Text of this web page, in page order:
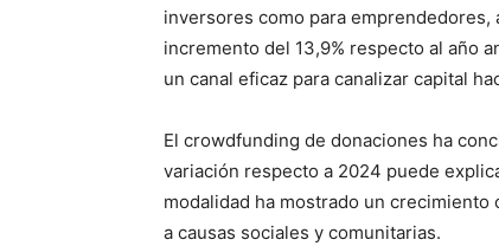
inversores como para emprendedores,
incremento del 13,9% respecto al año
un canal eficaz para canalizar capital
El crowdfunding de donaciones ha
variación respecto a 2024 puede
modalidad ha mostrado un
a causas sociales y comunitarias.